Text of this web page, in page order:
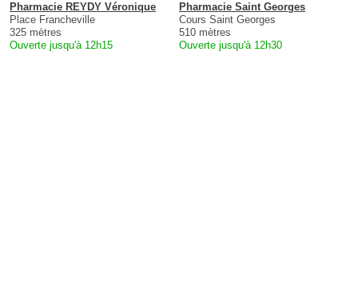
Pharmacie REYDY Véronique
Place Francheville
325 mètres
Ouverte jusqu'à 12h15
Pharmacie Saint Georges
Cours Saint Georges
510 mètres
Ouverte jusqu'à 12h30